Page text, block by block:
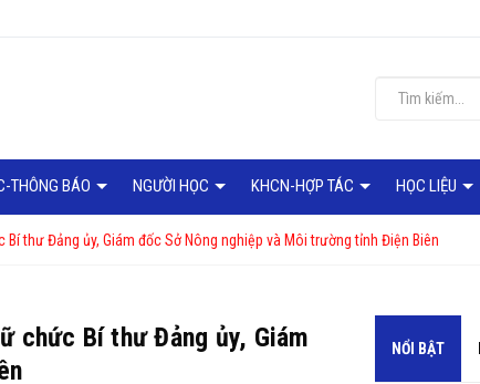
THÔNG BÁO NGƯỜI HỌC KHCN-HỢP TÁC HỌC LIỆU
thư Đảng ủy, Giám đốc Sở Nông nghiệp và Môi trường tỉnh Điện Biên
chức Bí thư Đảng ủy, Giám
NỔI BẬT